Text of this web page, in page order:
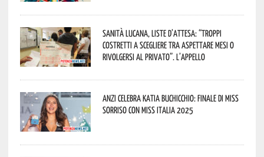
Sanità lucana, liste d’attesa: “Troppi
costretti a scegliere tra aspettare mesi o
rivolgersi al privato”. L’appello
Anzi celebra Katia Buchicchio: finale di Miss
Sorriso con Miss Italia 2025